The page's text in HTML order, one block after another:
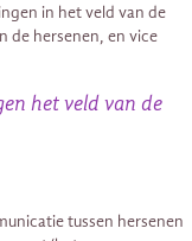
in het veld van de
de hersenen, en vice
het veld van de
tussen hersenen